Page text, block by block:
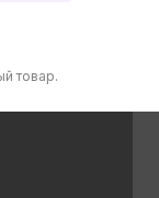
товар.